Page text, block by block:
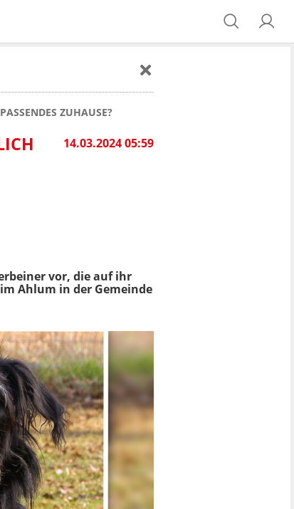
ZUHAUSE?
14.03.2024 05:59
vor, die auf ihr
Ahlum in der Gemeinde